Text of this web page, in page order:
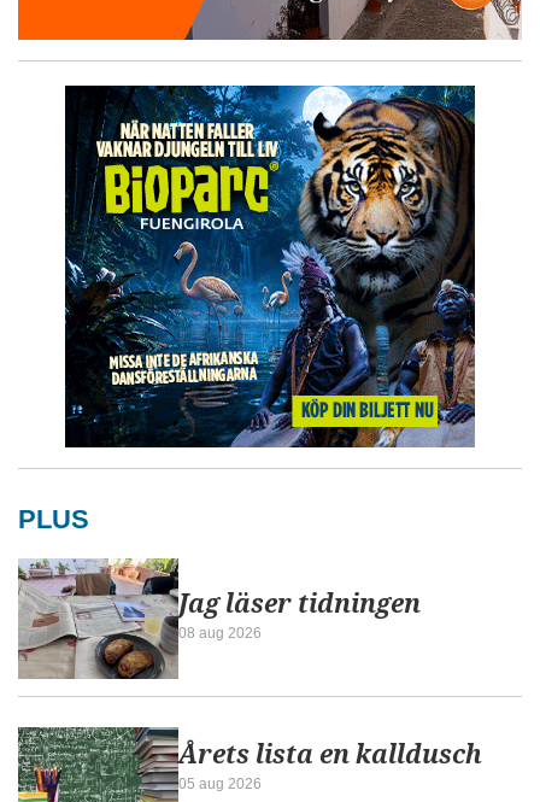
PLUS
Jag läser tidningen
08 aug 2026
Årets lista en kalldusch
05 aug 2026